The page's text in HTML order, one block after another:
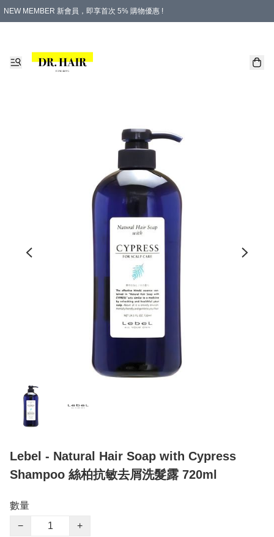
NEW MEMBER 新會員，即享首次 5% 購物優惠 !
Lebel - Natural Hair Soap with Cypress
Shampoo 絲柏抗敏去屑洗髮露 720ml
數量
−
+